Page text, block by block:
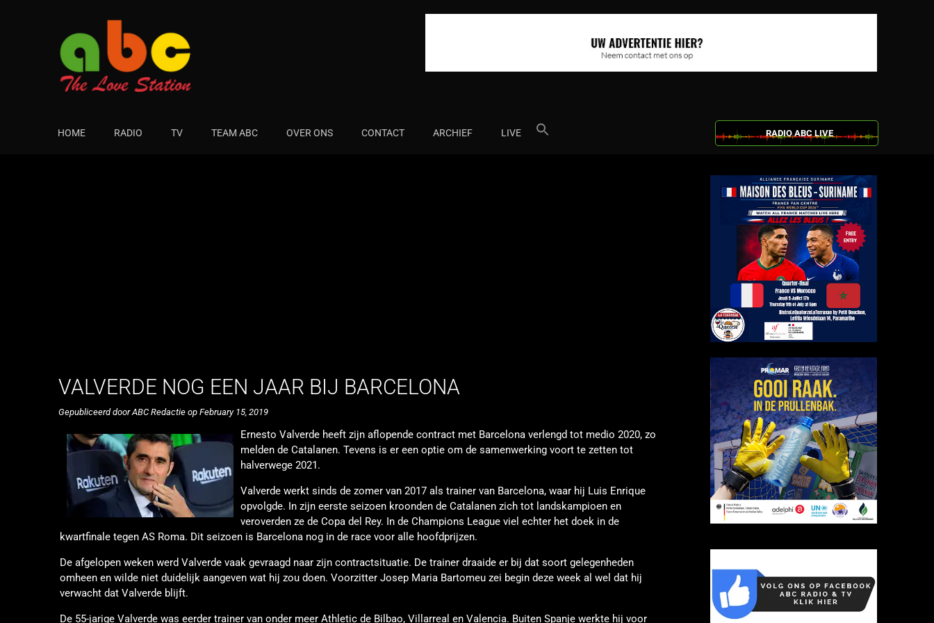
HOME RADIO TV TEAM ABC OVER ONS CONTACT ARCHIEF LIVE
Search
for:
RADIO ABC LIVE
VALVERDE NOG EEN JAAR BIJ BARCELONA
Gepubliceerd door ABC Redactie op February 15, 2019
Ernesto Valverde heeft zijn aflopende contract met Barcelona verlengd tot medio 2020, zo
melden de Catalanen. Tevens is er een optie om de samenwerking voort te zetten tot
halverwege 2021.
Valverde werkt sinds de zomer van 2017 als trainer van Barcelona, waar hij Luis Enrique
opvolgde. In zijn eerste seizoen kroonden de Catalanen zich tot landskampioen en
veroverden ze de Copa del Rey. In de Champions League viel echter het doek in de
kwartfinale tegen AS Roma. Dit seizoen is Barcelona nog in de race voor alle hoofdprijzen.
De afgelopen weken werd Valverde vaak gevraagd naar zijn contractsituatie. De trainer draaide er bij dat soort gelegenheden
omheen en wilde niet duidelijk aangeven wat hij zou doen. Voorzitter Josep Maria Bartomeu zei begin deze week al wel dat hij
verwacht dat Valverde blijft.
De 55-jarige Valverde was eerder trainer van onder meer Athletic de Bilbao, Villarreal en Valencia. Buiten Spanje werkte hij voor